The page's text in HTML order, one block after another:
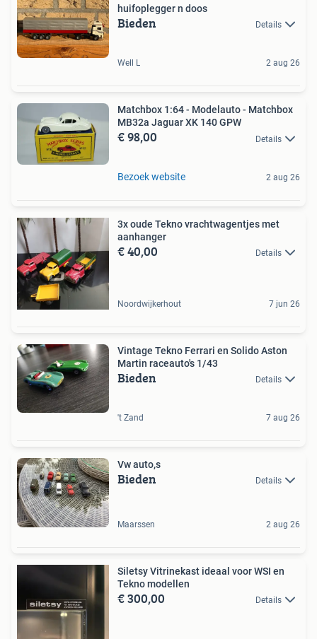
huifoplegger n doos
Bieden Details
Well L 2 aug 26
Matchbox 1:64 - Modelauto - Matchbox
MB32a Jaguar XK 140 GPW
€ 98,00 Details
Bezoek website 2 aug 26
3x oude Tekno vrachtwagentjes met
aanhanger
€ 40,00 Details
Noordwijkerhout 7 jun 26
Vintage Tekno Ferrari en Solido Aston
Martin raceauto's 1/43
Bieden Details
't Zand 7 aug 26
Vw auto,s
Bieden Details
Maarssen 2 aug 26
Siletsy Vitrinekast ideaal voor WSI en
Tekno modellen
€ 300,00 Details